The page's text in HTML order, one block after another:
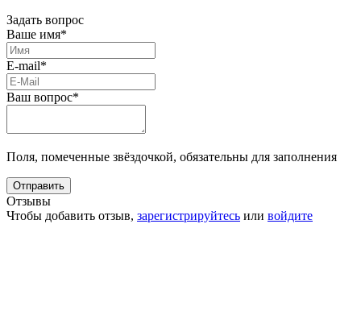
Задать вопрос
Ваше имя*
E-mail*
Ваш вопрос*
Поля, помеченные звёздочкой, обязательны для заполнения
Отзывы
Чтобы добавить отзыв, зарегистрируйтесь или войдите